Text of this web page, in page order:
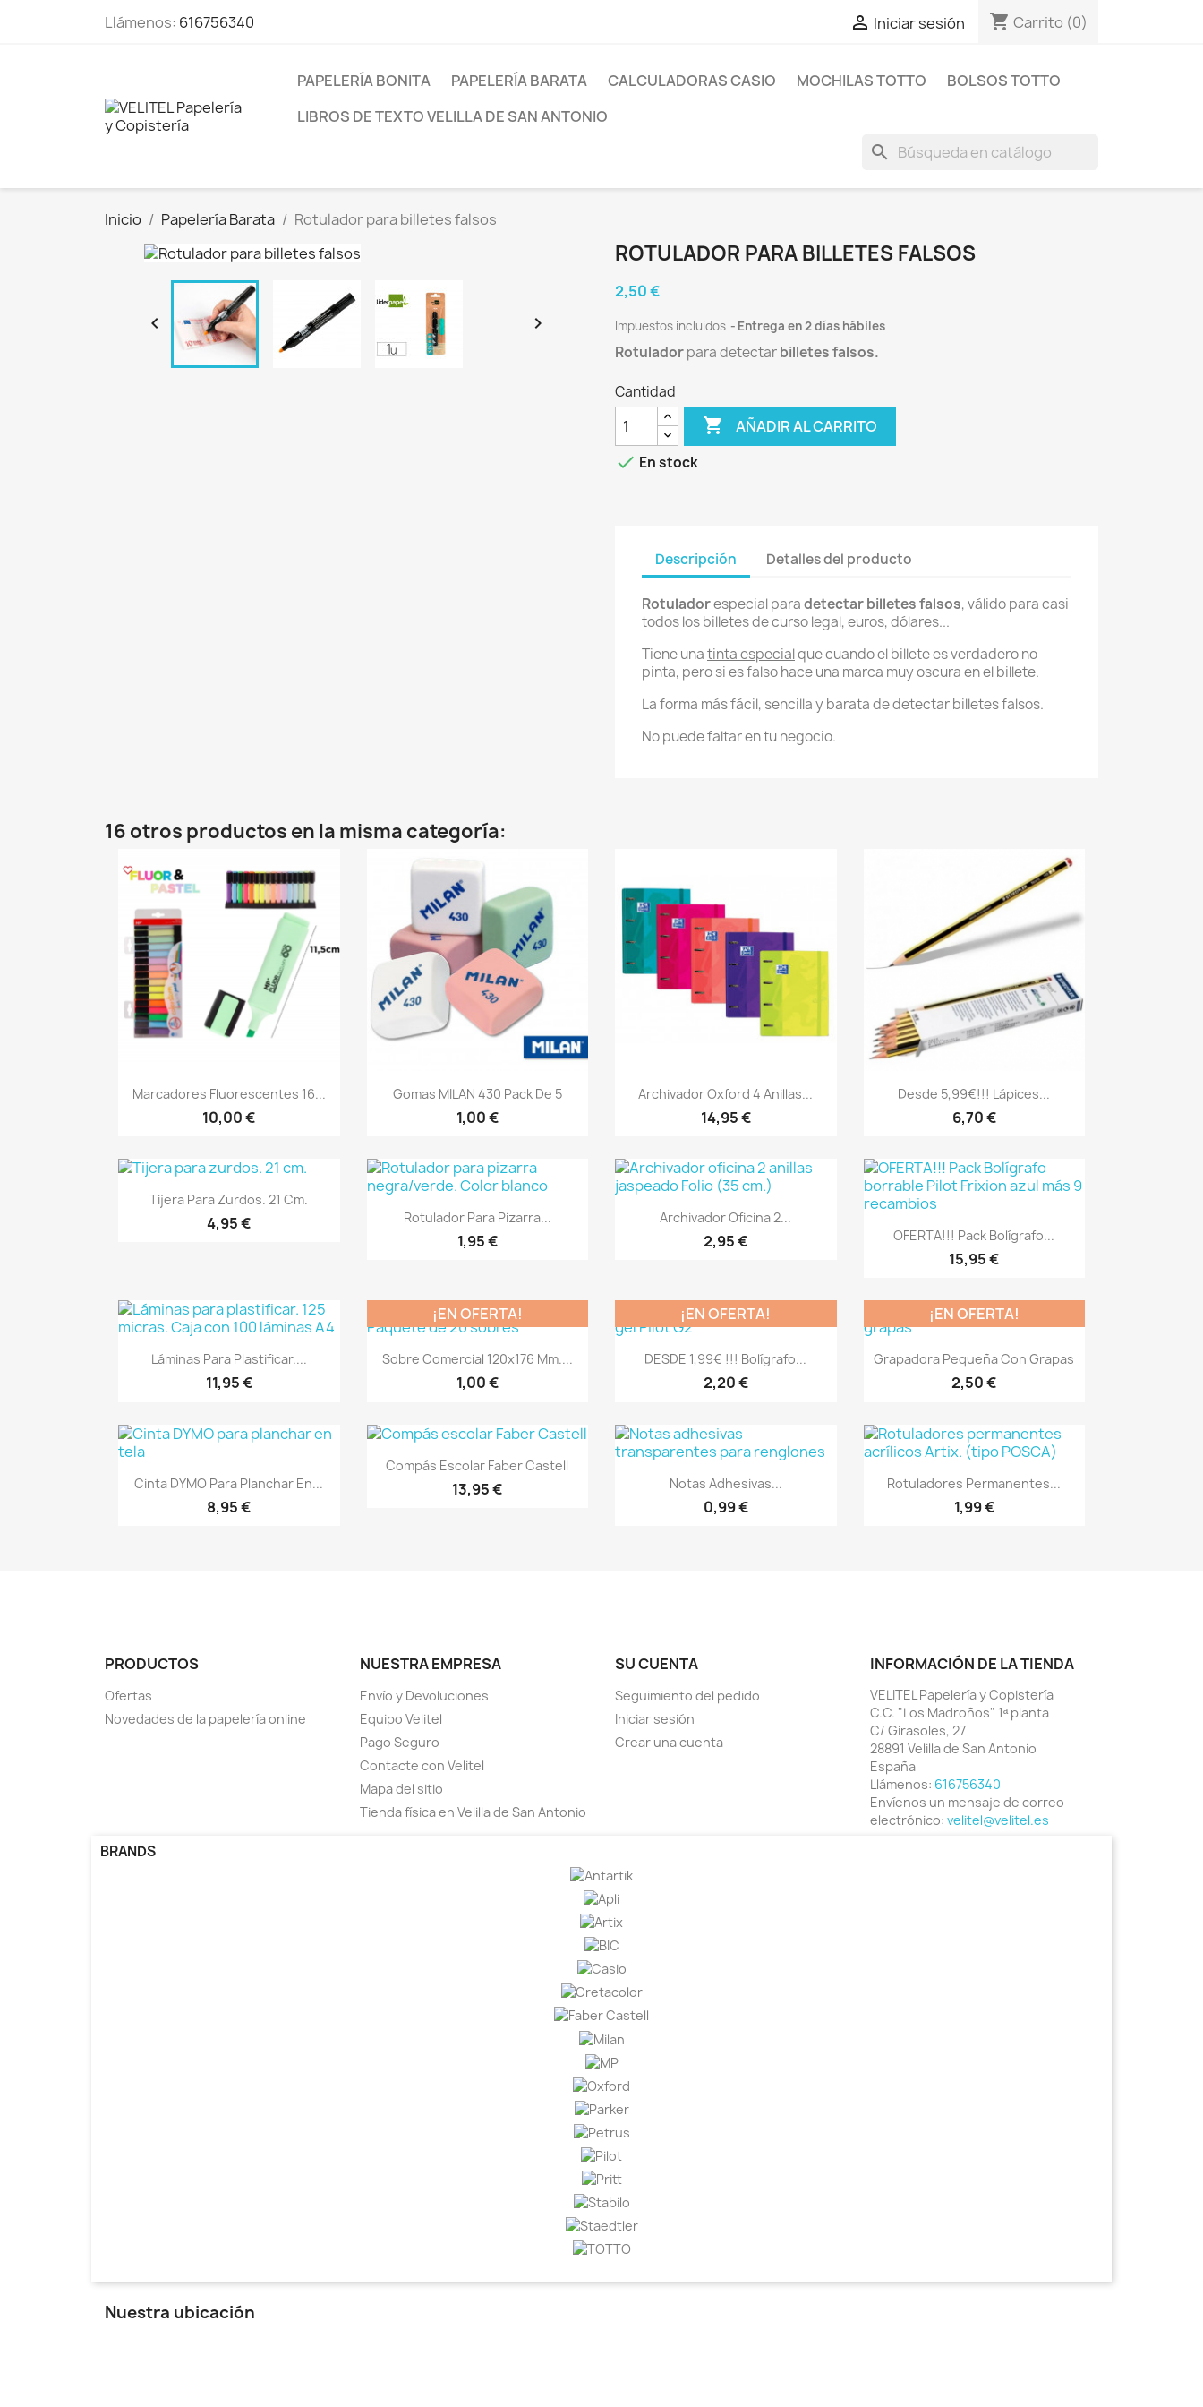
Llámenos: 616756340  Iniciar sesión shopping_cart Carrito (0)
PAPELERÍA BONITA PAPELERÍA BARATA CALCULADORAS CASIO MOCHILAS TOTTO
BOLSOS TOTTO
LIBROS DE TEXTO VELILLA DE SAN ANTONIO
search
Inicio Papelería Barata Rotulador para billetes falsos
 
ROTULADOR PARA BILLETES FALSOS
2,50 €
Impuestos incluidos Entrega en 2 días hábiles
Rotuladorpara detectarbilletesfalsos.
Cantidad
 AÑADIR AL CARRITO
 En stock
Descripción Detalles del producto
Rotuladorespecial paradetectarbilletesfalsos, válido para casi
todos los billetes de curso legal, euros, dólares...
Tiene unatinta especialque cuando el billete es verdadero no
pinta, pero si es falso hace una marca muy oscura en el billete.
La forma más fácil, sencilla y barata de detectar billetes falsos.
No puede faltar en tu negocio.
16 otros productos en la misma categoría:
Vista rápida
Marcadores Fluorescentes 16...
10,00 €
Vista rápida
Gomas MILAN 430 Pack De 5
1,00 €
Vista rápida
Archivador Oxford 4 Anillas...
14,95 €
Vista rápida
Desde 5,99€!!! Lápices...
6,70 €
Vista rápida
Tijera Para Zurdos. 21 Cm.
4,95 € Vista rápida
Rotulador Para Pizarra...
1,95 €
Vista rápida
Archivador Oficina 2...
2,95 € Vista rápida
OFERTA!!! Pack Bolígrafo...
15,95 €
Vista rápida
Láminas Para Plastificar....
11,95 €
Vista rápida
Sobre Comercial 120x176 Mm....
1,00 €
¡EN OFERTA!
 Vista rápida
DESDE 1,99€ !!! Bolígrafo...
2,20 €
¡EN OFERTA!
Vista rápida
Grapadora Pequeña Con Grapas
2,50 €
¡EN OFERTA!
Vista rápida
Cinta DYMO Para Planchar En...
8,95 €
Vista rápida
Compás Escolar Faber Castell
13,95 € Vista rápida
Notas Adhesivas...
0,99 €
Vista rápida
Rotuladores Permanentes...
1,99 €
PRODUCTOS
Ofertas
Novedades de la papelería online
NUESTRA EMPRESA
Envío y Devoluciones
Equipo Velitel
Pago Seguro
Contacte con Velitel
Mapa del sitio
Tienda física en Velilla de San Antonio
SU CUENTA
Seguimiento del pedido
Iniciar sesión
Crear una cuenta
INFORMACIÓN DE LA TIENDA
VELITEL Papelería y Copistería
C.C. "Los Madroños" 1ª planta
C/ Girasoles, 27
28891 Velilla de San Antonio
España
Llámenos: 616756340
Envíenos un mensaje de correo
electrónico: velitel@velitel.es
BRANDS
Nuestra ubicación